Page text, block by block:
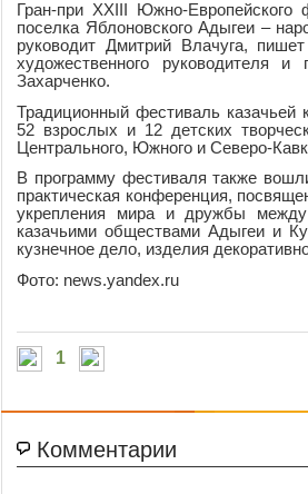
Гран-при ХХIII Южно-Европейского
поселка Яблоновского Адыгеи –
руководит Дмитрий Влачуга,
художественного руководителя и
Захарченко.
Традиционный фестиваль казачьей
52 взрослых и 12 детских
Центрального, Южного и Северо-
В программу фестиваля также
практическая конференция,
укрепления мира и дружбы
казачьими обществами Адыгеи и
кузнечное дело, изделия
Фото: news.yandex.ru
1
Комментарии